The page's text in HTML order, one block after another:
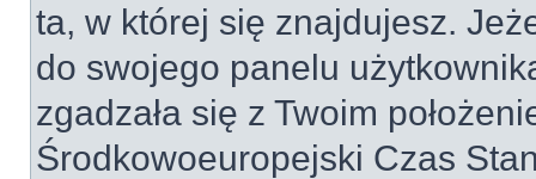
ta, w której się znajdujesz.
do swojego panelu
zgadzała się z Twoim
Środkowoeuropejski Czas